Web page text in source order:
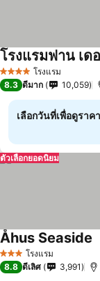
4 ดาว โรงแรม
โรงแรมฟาน เด
8.3 ดีมาก 10,059
เลือกวันที่เพื่อดูรา
ตัวเลือกยอดนิยม
3 ดาว โรงแรม
Åhus Seaside
8.8 ดีเลิศ 3,991